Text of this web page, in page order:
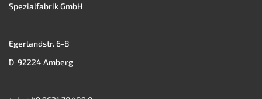
Spezialfabrik GmbH
Egerlandstr. 6-8
D-92224 Amberg